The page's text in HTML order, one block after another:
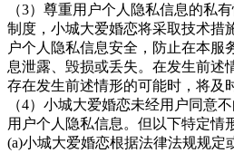
（3）尊重用户个人隐私信息的私
制度， 小城大爱婚恋将采取技术措
户个人隐私信息安全，防止在本服
息泄露、毁损或丢失。在发生前述
存在发生前述情形的可能时，将及
（4） 小城大爱婚恋未经用户同意
用户个人隐私信息。但以下特定情
(a)小城大爱婚恋根据法律法规规定